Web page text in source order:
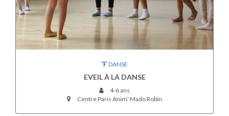
DANSE
EVEIL À LA DANSE
4-6 ans
Centre Paris Anim' Mado Robin